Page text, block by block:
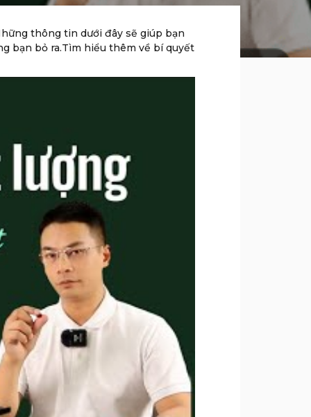
thông tin dưới đây sẽ giúp bạn
bạn bỏ ra.Tìm hiểu thêm về bí quyết